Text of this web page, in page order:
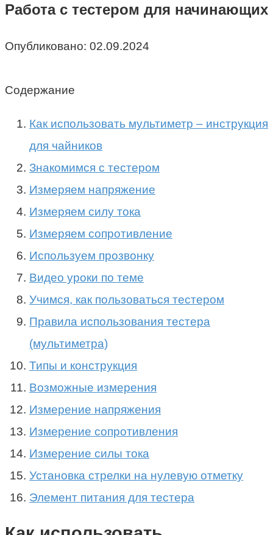
Работа с тестером для начинающих
Опубликовано: 02.09.2024
Содержание
Как использовать мультиметр – инструкция
для чайников
Знакомимся с тестером
Измеряем напряжение
Измеряем силу тока
Измеряем сопротивление
Используем прозвонку
Видео уроки по теме
Учимся, как пользоваться тестером
Правила использования тестера
(мультиметра)
Типы и конструкция
Возможные измерения
Измерение напряжения
Измерение сопротивления
Измерение силы тока
Установка стрелки на нулевую отметку
Элемент питания для тестера